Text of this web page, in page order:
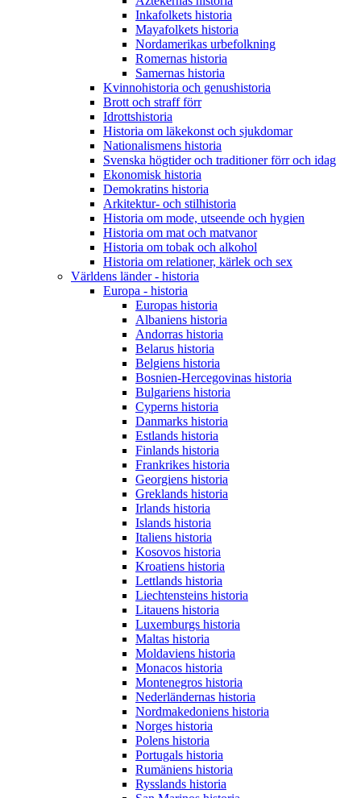
Inkafolkets historia
Mayafolkets historia
Nordamerikas urbefolkning
Romernas historia
Samernas historia
Kvinnohistoria och genushistoria
Brott och straff förr
Idrottshistoria
Historia om läkekonst och sjukdomar
Nationalismens historia
Svenska högtider och traditioner förr och idag
Ekonomisk historia
Demokratins historia
Arkitektur- och stilhistoria
Historia om mode, utseende och hygien
Historia om mat och matvanor
Historia om tobak och alkohol
Historia om relationer, kärlek och sex
Världens länder - historia
Europa - historia
Europas historia
Albaniens historia
Andorras historia
Belarus historia
Belgiens historia
Bosnien-Hercegovinas historia
Bulgariens historia
Cyperns historia
Danmarks historia
Estlands historia
Finlands historia
Frankrikes historia
Georgiens historia
Greklands historia
Irlands historia
Islands historia
Italiens historia
Kosovos historia
Kroatiens historia
Lettlands historia
Liechtensteins historia
Litauens historia
Luxemburgs historia
Maltas historia
Moldaviens historia
Monacos historia
Montenegros historia
Nederländernas historia
Nordmakedoniens historia
Norges historia
Polens historia
Portugals historia
Rumäniens historia
Rysslands historia